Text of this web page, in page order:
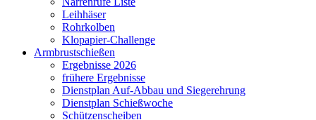
Leihhäser
Rohrkolben
Klopapier-Challenge
Armbrustschießen
Ergebnisse 2026
frühere Ergebnisse
Dienstplan Auf-Abbau und Siegerehrung
Dienstplan Schießwoche
Schützenscheiben